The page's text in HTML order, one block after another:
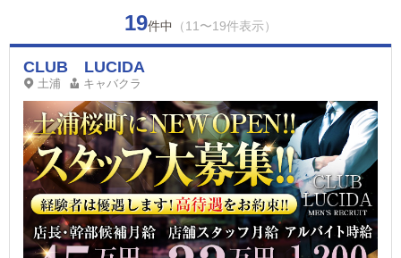
19件中 （11〜19件表示）
CLUB LUCIDA
土浦 キャバクラ